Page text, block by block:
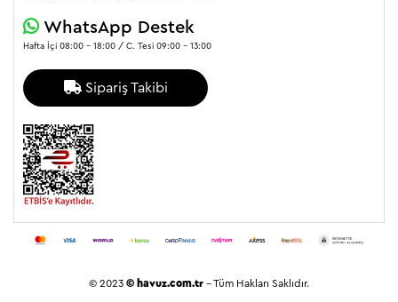
WhatsApp Destek
Hafta İçi 08:00 - 18:00 / C. Tesi 09:00 - 13:00
Sipariş Takibi
© 2023 © havuz.com.tr - Tüm Hakları Saklıdır.